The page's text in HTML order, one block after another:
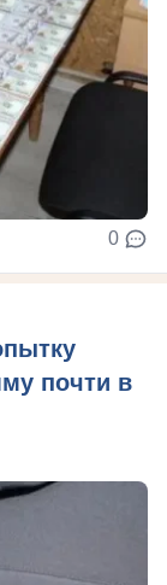
0
почти в